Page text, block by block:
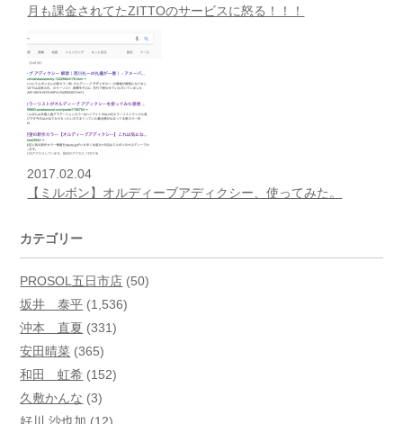
月も課金されてたZITTOのサービスに怒る！！！
2017.02.04
【ミルボン】オルディーブアディクシー、使ってみた。
カテゴリー
PROSOL五日市店 (50)
坂井 泰平 (1,536)
沖本 直夏 (331)
安田晴菜 (365)
和田 虹希 (152)
久敷かんな (3)
好川 沙也加 (12)